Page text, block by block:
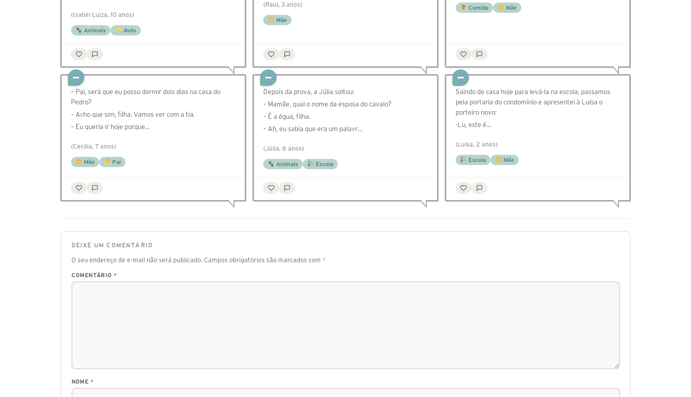
(Isabel Luiza, 10 anos)
Animais Avós
(Raul, 3 anos)
Mãe
Comida Mãe
– Pai, será que eu posso dormir dois dias na casa do
Pedro?
– Acho que sim, filha. Vamos ver com a tia.
– Eu queria ir hoje porque…
(Cecília, 7 anos)
Mãe Pai
⁣⁣⁣⁣Depois da prova, a Júlia soltou:
– Mamãe, qual o nome da esposa do cavalo?
– É a égua, filha.
– Ah, eu sabia que era um palavr…
(Júlia, 6 anos)
Animais Escola
Saindo de casa hoje para levá-la na escola, passamos
pela portaria do condomínio e apresentei à Luísa o
porteiro novo:
-Lu, este é…
(Luísa, 2 anos)
Escola Mãe
DEIXE UM COMENTÁRIO
O seu endereço de e-mail não será publicado. Campos obrigatórios são marcados com *
COMENTÁRIO *
NOME *